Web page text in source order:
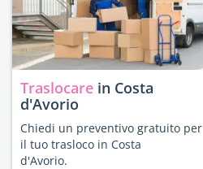
Traslocare in Costa
d'Avorio
Chiedi un preventivo gratuito per
il tuo trasloco in Costa
d'Avorio.